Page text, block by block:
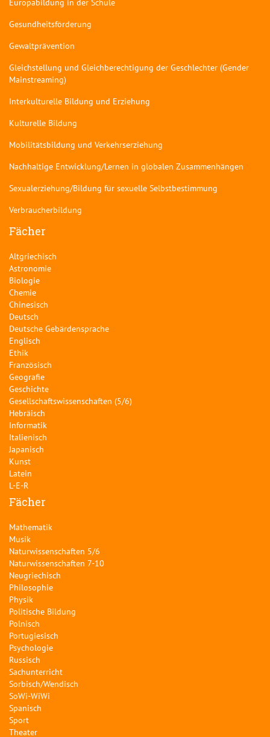
Gesundheitsförderung
Gewaltprävention
Gleichstellung und Gleichberechtigung der Geschlechter (Gender
Mainstreaming)
Interkulturelle Bildung und Erziehung
Kulturelle Bildung
Mobilitätsbildung und Verkehrserziehung
Nachhaltige Entwicklung/Lernen in globalen Zusammenhängen
Sexualerziehung/Bildung für sexuelle Selbstbestimmung
Verbraucherbildung
Fächer
Altgriechisch
Astronomie
Biologie
Chemie
Chinesisch
Deutsch
Deutsche Gebärdensprache
Englisch
Ethik
Französisch
Geografie
Geschichte
Gesellschaftswissenschaften (5/6)
Hebräisch
Informatik
Italienisch
Japanisch
Kunst
Latein
L-E-R
Fächer
Mathematik
Musik
Naturwissenschaften 5/6
Naturwissenschaften 7-10
Neugriechisch
Philosophie
Physik
Politische Bildung
Polnisch
Portugiesisch
Psychologie
Russisch
Sachunterricht
Sorbisch/Wendisch
SoWi-WiWi
Spanisch
Sport
Theater